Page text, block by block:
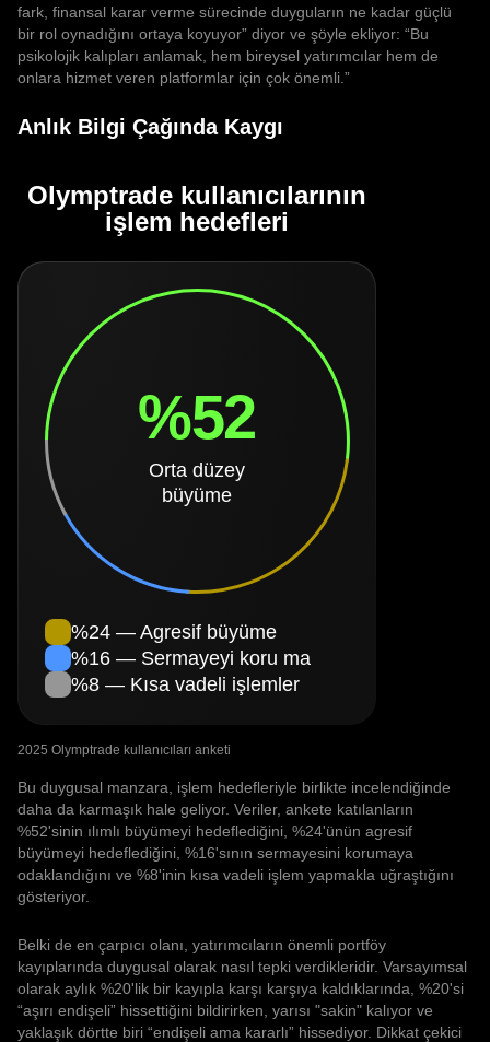
fark, finansal karar verme sürecinde duyguların ne kadar güçlü
bir rol oynadığını ortaya koyuyor” diyor ve şöyle ekliyor: “Bu
psikolojik kalıpları anlamak, hem bireysel yatırımcılar hem de
onlara hizmet veren platformlar için çok önemli.”
Anlık Bilgi Çağında Kaygı
Olymptrade kullanıcılarının
işlem hedefleri
%52
Orta düzey
büyüme
%24 — Agresif büyüme
%16 — Sermayeyi koru ma
%8 — Kısa vadeli işlemler
2025 Olymptrade kullanıcıları anketi
Bu duygusal manzara, işlem hedefleriyle birlikte incelendiğinde
daha da karmaşık hale geliyor. Veriler, ankete katılanların
%52'sinin ılımlı büyümeyi hedeflediğini, %24'ünün agresif
büyümeyi hedeflediğini, %16'sının sermayesini korumaya
odaklandığını ve %8'inin kısa vadeli işlem yapmakla uğraştığını
gösteriyor.
Belki de en çarpıcı olanı, yatırımcıların önemli portföy
kayıplarında duygusal olarak nasıl tepki verdikleridir. Varsayımsal
olarak aylık %20'lik bir kayıpla karşı karşıya kaldıklarında, %20'si
“aşırı endişeli” hissettiğini bildirirken, yarısı "sakin" kalıyor ve
yaklaşık dörtte biri “endişeli ama kararlı” hissediyor. Dikkat çekici